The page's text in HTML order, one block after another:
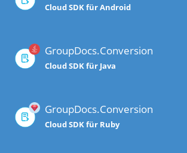
Cloud SDK für Android
GroupDocs.Conversion
Cloud SDK für Java
GroupDocs.Conversion
Cloud SDK für Ruby